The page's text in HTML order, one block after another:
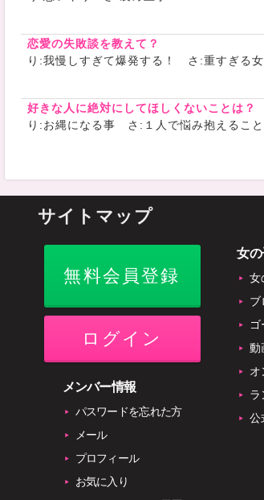
恋愛の失敗談を教えて？
り:我慢しすぎて爆発する！ さ:重すぎる女
好きな人に絶対にしてほしくないことは？
り:お縄になる事 さ:１人で悩み抱えること
サイトマップ
無料会員登録
ログイン
メンバー情報
パスワードを忘れた方
メール
プロフィール
お気に入り
女
女
ブ
ゴ
動
オ
ラ
公